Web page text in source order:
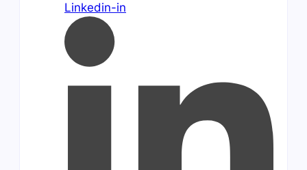
Linkedin-in